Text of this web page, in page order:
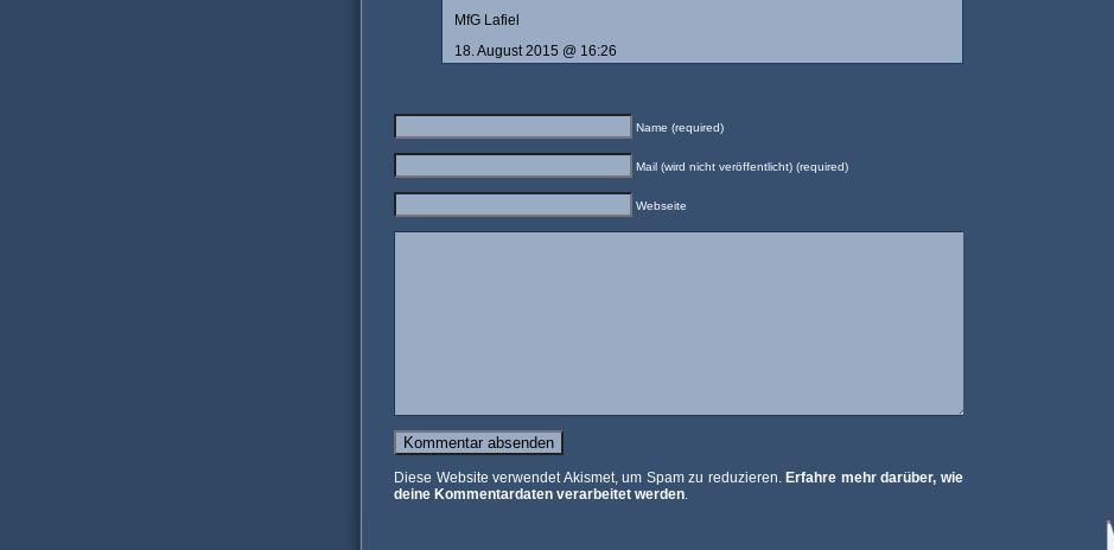
MfG Lafiel
18. August 2015 @ 16:26
Name (required)
Mail (wird nicht veröffentlicht) (required)
Webseite
Diese Website verwendet Akismet, um Spam zu reduzieren. Erfahre mehr darüber, wie
deine Kommentardaten verarbeitet werden.